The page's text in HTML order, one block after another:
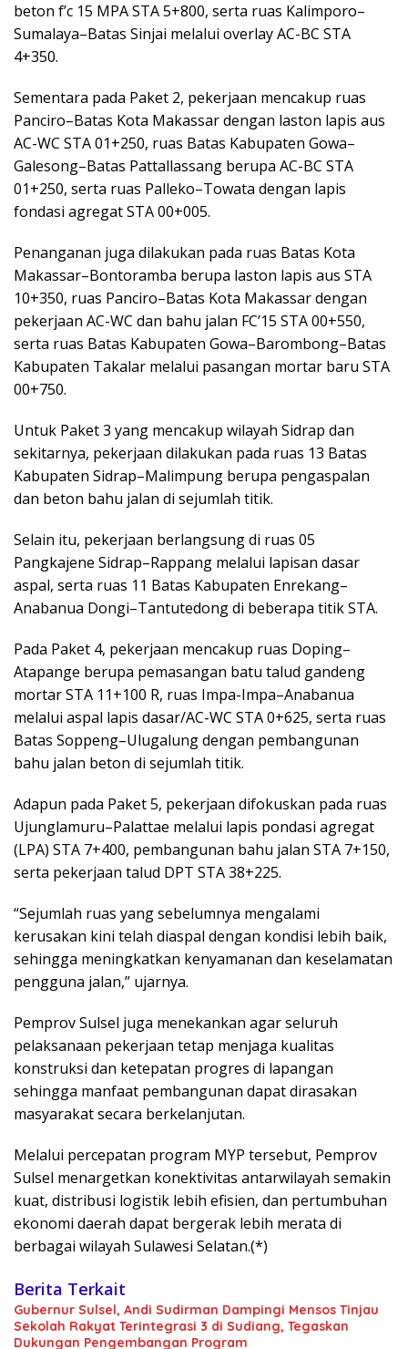
beton f’c 15 MPA STA 5+800, serta ruas Kalimporo–
Sumalaya–Batas Sinjai melalui overlay AC-BC STA
4+350.
Sementara pada Paket 2, pekerjaan mencakup ruas
Panciro–Batas Kota Makassar dengan laston lapis aus
AC-WC STA 01+250, ruas Batas Kabupaten Gowa–
Galesong–Batas Pattallassang berupa AC-BC STA
01+250, serta ruas Palleko–Towata dengan lapis
fondasi agregat STA 00+005.
Penanganan juga dilakukan pada ruas Batas Kota
Makassar–Bontoramba berupa laston lapis aus STA
10+350, ruas Panciro–Batas Kota Makassar dengan
pekerjaan AC-WC dan bahu jalan FC’15 STA 00+550,
serta ruas Batas Kabupaten Gowa–Barombong–Batas
Kabupaten Takalar melalui pasangan mortar baru STA
00+750.
Untuk Paket 3 yang mencakup wilayah Sidrap dan
sekitarnya, pekerjaan dilakukan pada ruas 13 Batas
Kabupaten Sidrap–Malimpung berupa pengaspalan
dan beton bahu jalan di sejumlah titik.
Selain itu, pekerjaan berlangsung di ruas 05
Pangkajene Sidrap–Rappang melalui lapisan dasar
aspal, serta ruas 11 Batas Kabupaten Enrekang–
Anabanua Dongi–Tantutedong di beberapa titik STA.
Pada Paket 4, pekerjaan mencakup ruas Doping–
Atapange berupa pemasangan batu talud gandeng
mortar STA 11+100 R, ruas Impa-Impa–Anabanua
melalui aspal lapis dasar/AC-WC STA 0+625, serta ruas
Batas Soppeng–Ulugalung dengan pembangunan
bahu jalan beton di sejumlah titik.
Adapun pada Paket 5, pekerjaan difokuskan pada ruas
Ujunglamuru–Palattae melalui lapis pondasi agregat
(LPA) STA 7+400, pembangunan bahu jalan STA 7+150,
serta pekerjaan talud DPT STA 38+225.
“Sejumlah ruas yang sebelumnya mengalami
kerusakan kini telah diaspal dengan kondisi lebih baik,
sehingga meningkatkan kenyamanan dan keselamatan
pengguna jalan,” ujarnya.
Pemprov Sulsel juga menekankan agar seluruh
pelaksanaan pekerjaan tetap menjaga kualitas
konstruksi dan ketepatan progres di lapangan
sehingga manfaat pembangunan dapat dirasakan
masyarakat secara berkelanjutan.
Melalui percepatan program MYP tersebut, Pemprov
Sulsel menargetkan konektivitas antarwilayah semakin
kuat, distribusi logistik lebih efisien, dan pertumbuhan
ekonomi daerah dapat bergerak lebih merata di
berbagai wilayah Sulawesi Selatan.(*)
Berita Terkait
Gubernur Sulsel, Andi Sudirman Dampingi Mensos Tinjau
Sekolah Rakyat Terintegrasi 3 di Sudiang, Tegaskan
Dukungan Pengembangan Program